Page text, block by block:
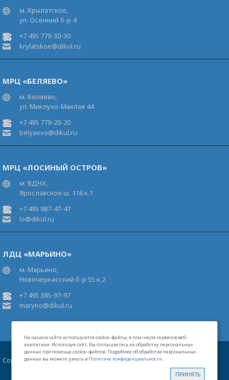
На нашем сайте используются cookie–файлы, в том числе сервисов веб–
аналитики. Используя сайт, Вы соглашаетесь на обработку персональных
данных при помощи cookie–файлов. Подробнее об обработке персональных
данных вы можете узнать в Политике конфиденциальности.
ПРИНЯТЬ
м. Крылатское,
ул. Осенний б-р 4
+7 495 779-30-30
krylatskoe@dikul.ru
МРЦ «БЕЛЯЕВО»
м. Беляево,
ул. Миклухо-Маклая 44
+7 495 779-20-20
belyaevo@dikul.ru
МРЦ «ЛОСИНЫЙ ОСТРОВ»
м. ВДНХ,
Ярославское ш. 116 к.1
+7 495 987-47-47
lo@dikul.ru
ЛДЦ «МАРЬИНО»
м. Марьино,
Новочеркасский б-р 55 к.2
+7 495 385-97-97
maryno@dikul.ru
Copyright 2026 Московские центры В.И.Дикуля®
Лицензии